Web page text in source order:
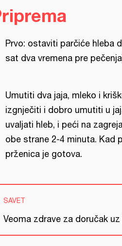
Prvo: ostaviti parčiće hleba
sat dva vremena pre
Umutiti dva jaja, mleko i
izgnječiti i dobro umutiti u
uvaljati hleb, i peći na
obe strane 2-4 minuta. Kad
prženica je gotova.
SAVET
Veoma zdrave za doručak uz